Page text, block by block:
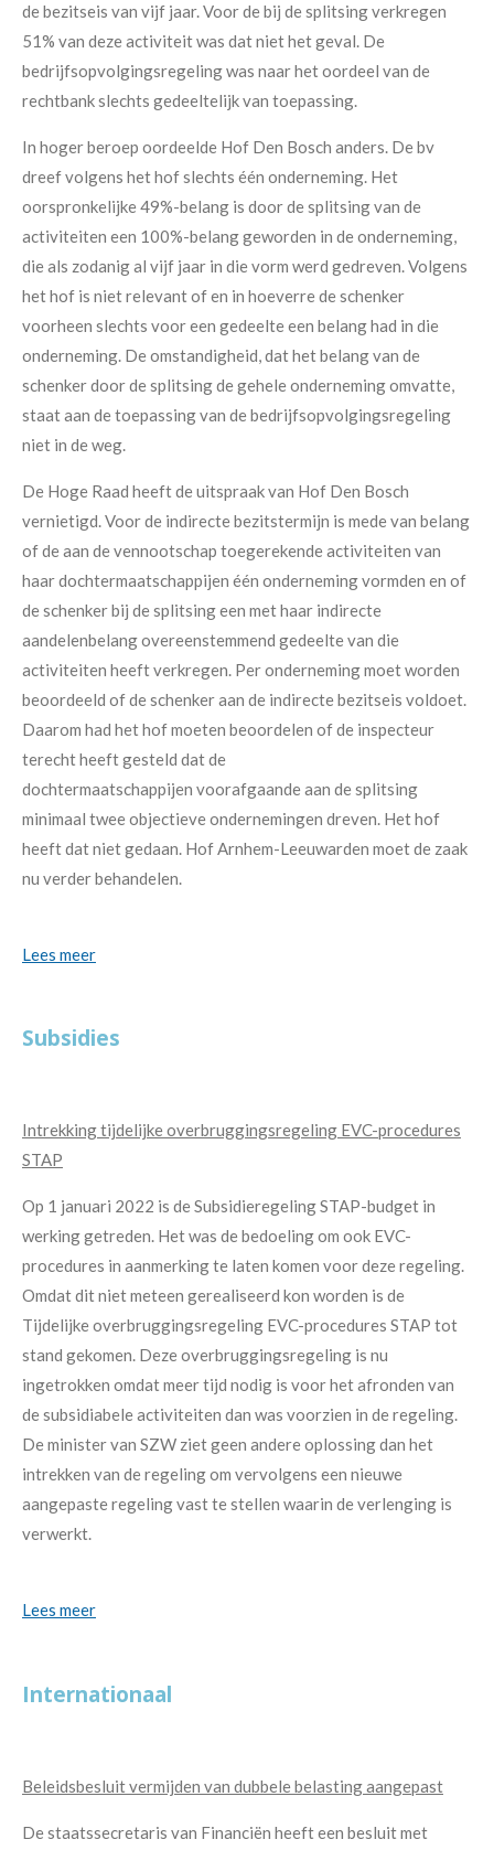
de bezitseis van vijf jaar. Voor de bij de splitsing verkregen
51% van deze activiteit was dat niet het geval. De
bedrijfsopvolgingsregeling was naar het oordeel van de
rechtbank slechts gedeeltelijk van toepassing.
In hoger beroep oordeelde Hof Den Bosch anders. De bv
dreef volgens het hof slechts één onderneming. Het
oorspronkelijke 49%-belang is door de splitsing van de
activiteiten een 100%-belang geworden in de onderneming,
die als zodanig al vijf jaar in die vorm werd gedreven. Volgens
het hof is niet relevant of en in hoeverre de schenker
voorheen slechts voor een gedeelte een belang had in die
onderneming. De omstandigheid, dat het belang van de
schenker door de splitsing de gehele onderneming omvatte,
staat aan de toepassing van de bedrijfsopvolgingsregeling
niet in de weg.
De Hoge Raad heeft de uitspraak van Hof Den Bosch
vernietigd. Voor de indirecte bezitstermijn is mede van belang
of de aan de vennootschap toegerekende activiteiten van
haar dochtermaatschappijen één onderneming vormden en of
de schenker bij de splitsing een met haar indirecte
aandelenbelang overeenstemmend gedeelte van die
activiteiten heeft verkregen. Per onderneming moet worden
beoordeeld of de schenker aan de indirecte bezitseis voldoet.
Daarom had het hof moeten beoordelen of de inspecteur
terecht heeft gesteld dat de
dochtermaatschappijen voorafgaande aan de splitsing
minimaal twee objectieve ondernemingen dreven. Het hof
heeft dat niet gedaan. Hof Arnhem-Leeuwarden moet de zaak
nu verder behandelen.
Lees meer
Subsidies
Intrekking tijdelijke overbruggingsregeling EVC-procedures
STAP
Op 1 januari 2022 is de Subsidieregeling STAP-budget in
werking getreden. Het was de bedoeling om ook EVC-
procedures in aanmerking te laten komen voor deze regeling.
Omdat dit niet meteen gerealiseerd kon worden is de
Tijdelijke overbruggingsregeling EVC-procedures STAP tot
stand gekomen. Deze overbruggingsregeling is nu
ingetrokken omdat meer tijd nodig is voor het afronden van
de subsidiabele activiteiten dan was voorzien in de regeling.
De minister van SZW ziet geen andere oplossing dan het
intrekken van de regeling om vervolgens een nieuwe
aangepaste regeling vast te stellen waarin de verlenging is
verwerkt.
Lees meer
Internationaal
Beleidsbesluit vermijden van dubbele belasting aangepast
De staatssecretaris van Financiën heeft een besluit met